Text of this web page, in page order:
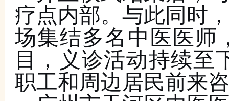
疗点内部。与此同时
场集结多名中医医师
目，义诊活动持续至
职工和周边居民前来